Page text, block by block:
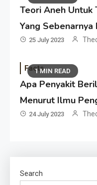
Teori Aneh Untuk
Yang
25 July 2023
1 MIN READ
Facts
Apa Penyakit
Menurut Ilmu
24 July 2023
Search